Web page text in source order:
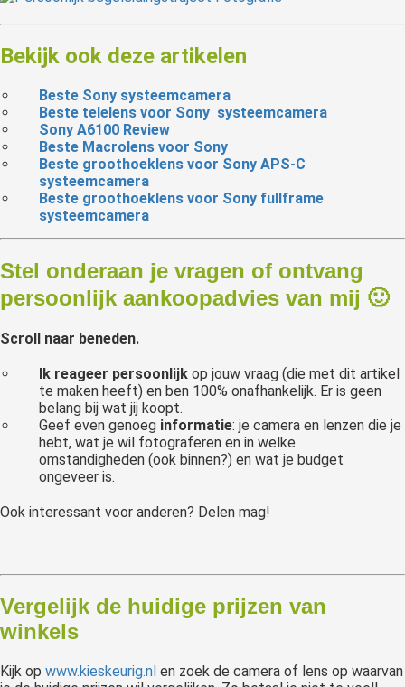
Bekijk ook deze artikelen
Beste Sony systeemcamera
Beste telelens voor Sony systeemcamera
Sony A6100 Review
Beste Macrolens voor Sony
Beste groothoeklens voor Sony APS-C
systeemcamera
Beste groothoeklens voor Sony fullframe
systeemcamera
Stel onderaan je vragen of ontvang
persoonlijk aankoopadvies van mij 🙂
Scroll naar beneden.
Ik reageer persoonlijk op jouw vraag (die met dit artikel
te maken heeft) en ben 100% onafhankelijk. Er is geen
belang bij wat jij koopt.
Geef even genoeg informatie: je camera en lenzen die je
hebt, wat je wil fotograferen en in welke
omstandigheden (ook binnen?) en wat je budget
ongeveer is.
Ook interessant voor anderen? Delen mag!
Vergelijk de huidige prijzen van
winkels
Kijk op www.kieskeurig.nl en zoek de camera of lens op waarvan